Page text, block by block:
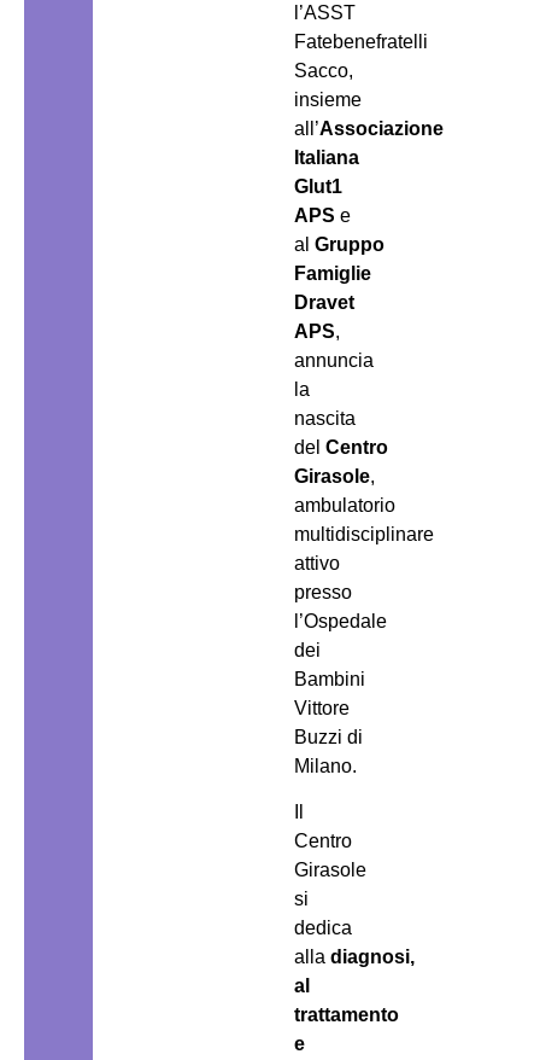
l’ASST
Fatebenefratelli
Sacco,
insieme
all’Associazione
Italiana
Glut1
APS e
al Gruppo
Famiglie
Dravet
APS,
annuncia
la
nascita
del Centro
Girasole,
ambulatorio
multidisciplinare
attivo
presso
l’Ospedale
dei
Bambini
Vittore
Buzzi di
Milano.
Centro
Girasole
si
dedica
alla diagnosi,
al
trattamento
e